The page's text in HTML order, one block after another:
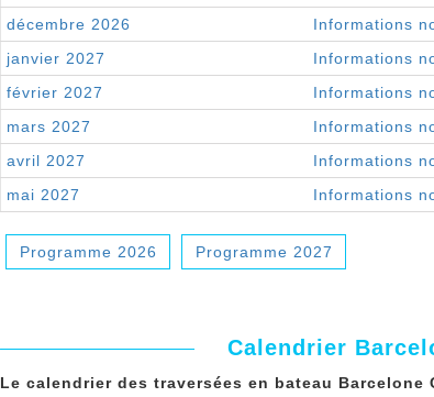
décembre 2026
Informations
janvier 2027
Informations
février 2027
Informations
mars 2027
Informations
avril 2027
Informations
mai 2027
Informations
Programme 2026 Programme 2027
Calendrier
Le calendrier des traversées en bateau